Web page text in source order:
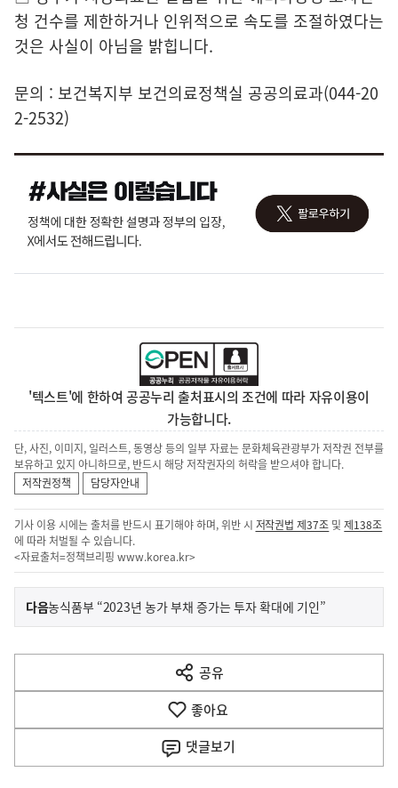
청 건수를 제한하거나 인위적으로 속도를 조절하였다는
것은 사실이 아님을 밝힙니다.
문의 : 보건복지부 보건의료정책실 공공의료과(044-20
2-2532)
'텍스트'에 한하여 공공누리 출처표시의 조건에 따라 자유이용이
가능합니다.
단, 사진, 이미지, 일러스트, 동영상 등의 일부 자료는 문화체육관광부가 저작권 전부를
보유하고 있지 아니하므로, 반드시 해당 저작권자의 허락을 받으셔야 합니다.
저작권정책
담당자안내
기사 이용 시에는 출처를 반드시 표기해야 하며, 위반 시 저작권법 제37조 및제138조
에 따라 처벌될 수 있습니다.
<자료출처=정책브리핑 www.korea.kr>
이
전
다
음
다음기
사
농식품부 “2023년 농가 부채 증가는 투자 확대에 기인”
공유
열
기
좋아요
댓글보기